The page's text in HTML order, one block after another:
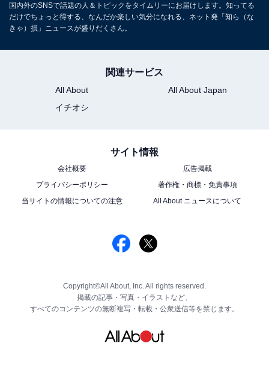
国内外のSNSで話題の人＆トピックをタイムリーにお届けします。知ってる
だけでちょっと得する、なんだか楽しい気分になれる、ネット発「知ら（な
きゃ）損」ニュースが盛りだくさん。
関連サービス
All About
All About Japan
イチオシ
サイト情報
会社概要
広告掲載
プライバシーポリシー
著作権・商標・免責事項
当サイトの情報についての注意
All About ニュースについて
Copyright©All About, Inc. All rights reserved.
掲載の記事・写真・イラストなど、
すべてのコンテンツの無断複写・転載・公衆送信等を禁じます。